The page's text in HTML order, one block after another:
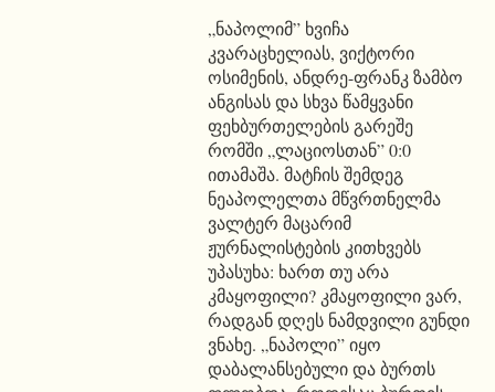
„ნაპოლიმ” ხვიჩა
კვარაცხელიას, ვიქტორი
ოსიმენის, ანდრე-ფრანკ ზამბო
ანგისას და სხვა წამყვანი
ფეხბურთელების გარეშე
რომში „ლაციოსთან” 0:0
ითამაშა. მატჩის შემდეგ
ნეაპოლელთა მწვრთნელმა
ვალტერ მაცარიმ
ჟურნალისტების კითხვებს
უპასუხა: ხართ თუ არა
კმაყოფილი? კმაყოფილი ვარ,
რადგან დღეს ნამდვილი გუნდი
ვნახე. „ნაპოლი” იყო
დაბალანსებული და ბურთს